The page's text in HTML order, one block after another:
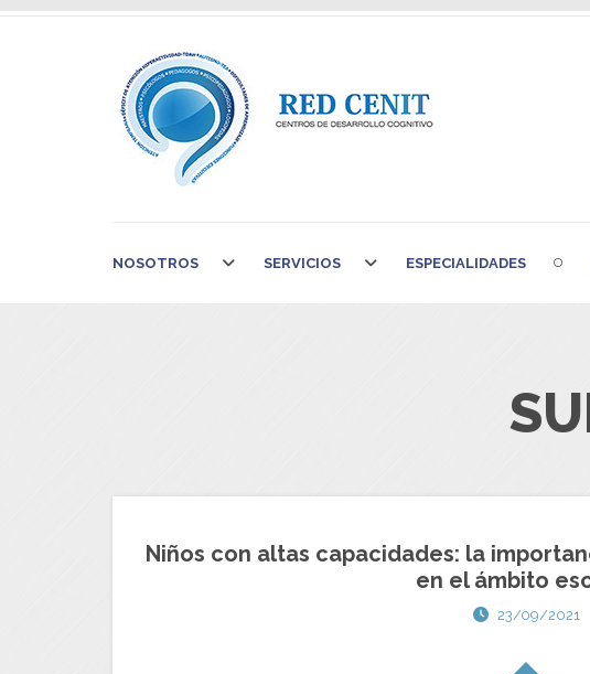
NOSOTROS SERVICIOS ESPECIALIDADES
Niños con altas capacidades: la
en el ámbito
23/09/2021